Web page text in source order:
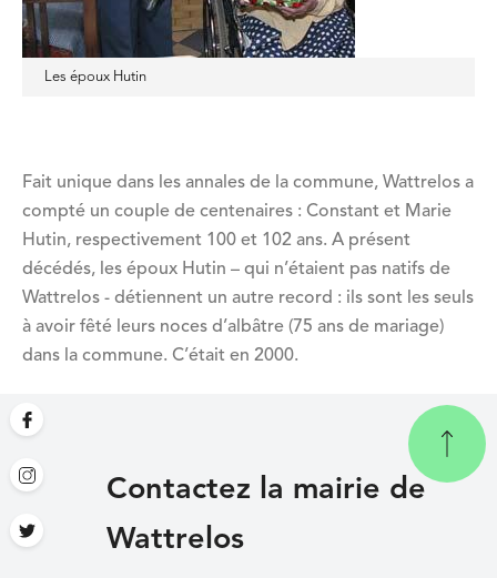
Les époux Hutin
Fait unique dans les annales de la commune, Wattrelos a
compté un couple de centenaires : Constant et Marie
Hutin, respectivement 100 et 102 ans. A présent
décédés, les époux Hutin – qui n’étaient pas natifs de
Wattrelos - détiennent un autre record : ils sont les seuls
à avoir fêté leurs noces d’albâtre (75 ans de mariage)
dans la commune. C’était en 2000.
Contactez la mairie de
Wattrelos